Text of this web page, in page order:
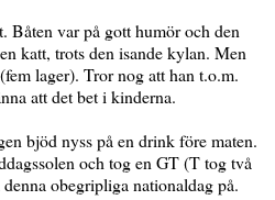
var på gott humör och den
katt, trots den isande kylan. Men
lager). Tror nog att han t.o.m.
att det bet i kinderna.
bjöd nyss på en drink före maten.
och tog en GT (T tog två
obegripliga nationaldag på.